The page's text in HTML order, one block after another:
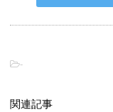
-
関連記事